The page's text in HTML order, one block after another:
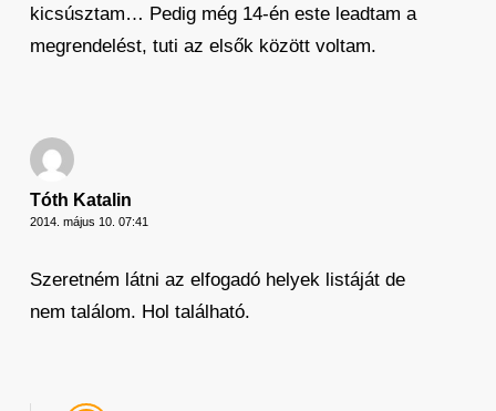
kicsúsztam… Pedig még 14-én este leadtam a
megrendelést, tuti az elsők között voltam.
Tóth Katalin
2014. május 10. 07:41
Szeretném látni az elfogadó helyek listáját de
nem találom. Hol található.